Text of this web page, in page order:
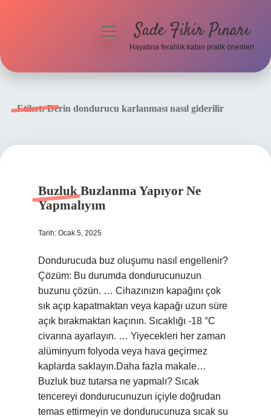
menüyüSade Fikir Pınarı
Hayatına ferahlık katan pratik öneriler!
Etiket:Derin dondurucu karlanması nasıl giderilir
Buzluk Buzlanma Yapıyor Ne
Yapmalıyım
Tarih: Ocak 5, 2025
Dondurucuda buz oluşumu nasıl engellenir?
Çözüm: Bu durumda dondurucunuzun
buzunu çözün. … Cihazınızın kapağını çok
sık açıp kapatmaktan veya kapağı uzun süre
açık bırakmaktan kaçının. Sıcaklığı -18 °C
civarına ayarlayın. … Yiyecekleri her zaman
alüminyum folyoda veya hava geçirmez
kaplarda saklayın.Daha fazla makale…
Buzluk buz tutarsa ne yapmalı? Sıcak
tencereyi dondurucunuzun içiyle doğrudan
temas ettirmeyin ve dondurucunuza sıcak su